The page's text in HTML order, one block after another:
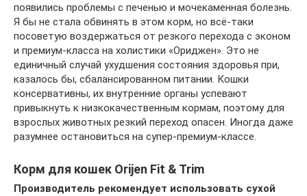
появились проблемы с печенью и мочекаменная болезнь.
Я бы не стала обвинять в этом корм, но всё-таки
посоветую воздержаться от резкого перехода с эконом
и премиум-класса на холистики «Ориджен». Это не
единичный случай ухудшения состояния здоровья при,
казалось бы, сбалансированном питании. Кошки
консервативны, их внутренние органы успевают
привыкнуть к низкокачественным кормам, поэтому для
взрослых животных резкий переход опасен. Иногда даже
разумнее остановиться на супер-премиум-классе.
Корм для кошек Orijen Fit & Trim
Производитель рекомендует использовать сухой